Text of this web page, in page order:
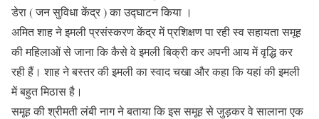
डेरा ( जन सुविधा केंद्र ) का उद्घाटन किया ।
अमित शाह ने इमली प्रसंस्करण केंद्र में प्रशिक्षण पा रही स्व सहायता समूह
की महिलाओं से जाना कि कैसे वे इमली बिक्री कर अपनी आय में वृद्धि कर
रही हैं। शाह ने बस्तर की इमली का स्वाद चखा और कहा कि यहां की इमली
में बहुत मिठास है।
समूह की श्रीमती लंबी नाग ने बताया कि इस समूह से जुड़कर वे सालाना एक